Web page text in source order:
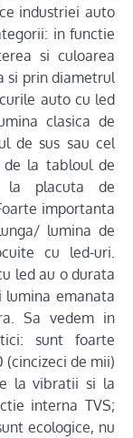
industriei auto
in functie
si culoarea
si prin diametrul
auto cu led
clasica de
de sus sau cel
de la tabloul de
placuta de
importanta
lumina de
cu led-uri.
led au o durata
lumina emanata
Sa vedem in
sunt foarte
(cincizeci de mii)
la vibratii si la
interna TVS;
ecologice, nu